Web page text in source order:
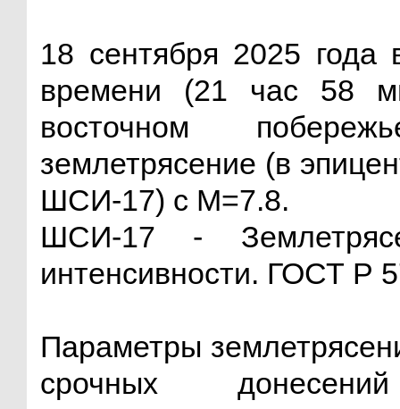
18 сентября 2025 года
времени (21 час 58
восточном
землетрясение (в
ШСИ-17) с М=7.8.
ШСИ-17 -
интенсивности. ГОСТ Р
Параметры
срочных